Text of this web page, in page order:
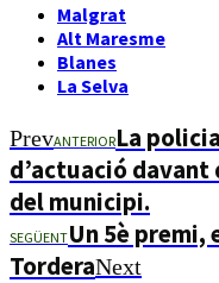
Malgrat
Alt Maresme
Blanes
La Selva
PrevANTERIORLa
d’actuació
del municipi.
SEGÜENTUn 5è premi,
TorderaNext